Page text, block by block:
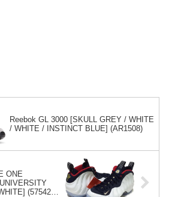
Reebok GL 3000 [SKULL GREY / WHITE
/ WHITE / INSTINCT BLUE] (AR1508)
ONE
(575420-